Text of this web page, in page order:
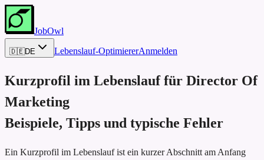
JobOwl
🇩🇪DE Lebenslauf-OptimiererAnmelden
Kurzprofil im Lebenslauf für Director Of
Marketing
Beispiele, Tipps und typische Fehler
Ein Kurzprofil im Lebenslauf ist ein kurzer Abschnitt am Anfang